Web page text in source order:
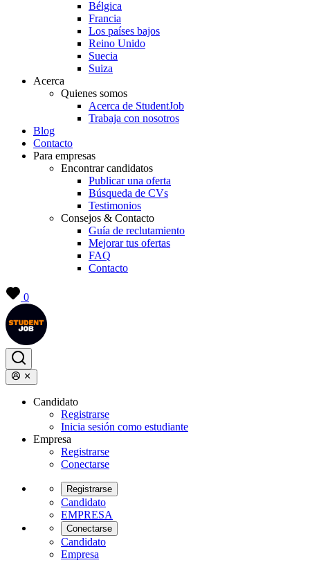
Bélgica
Francia
Los países bajos
Reino Unido
Suecia
Suiza
Acerca
Quienes somos
Acerca de StudentJob
Trabaja con nosotros
Blog
Contacto
Para empresas
Encontrar candidatos
Publicar una oferta
Búsqueda de CVs
Testimonios
Consejos & Contacto
Guía de reclutamiento
Mejorar tus ofertas
FAQ
Contacto
0
Candidato
Registrarse
Inicia sesión como estudiante
Empresa
Registrarse
Conectarse
Registrarse
Candidato
EMPRESA
Conectarse
Candidato
Empresa